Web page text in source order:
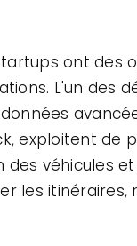
ont
L'un des
exploitent de
véhicules
les